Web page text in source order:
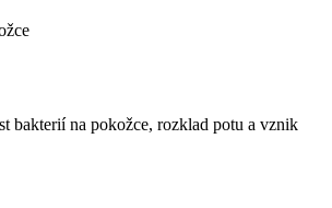
bakterií na pokožce, rozklad potu a vznik